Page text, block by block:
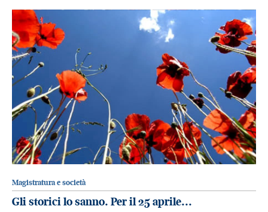
Magistratura e società
Gli storici lo sanno. Per il 25 aprile...